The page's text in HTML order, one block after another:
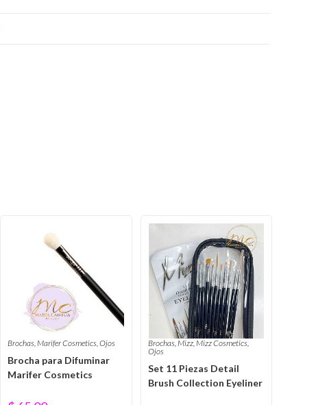
Brochas,Marifer Cosmetics,Ojos
Brocha para Difuminar
Marifer Cosmetics
Brochas,Mizz,Mizz Cosmetics,
Ojos
Set 11 Piezas Detail
Brush Collection Eyeliner